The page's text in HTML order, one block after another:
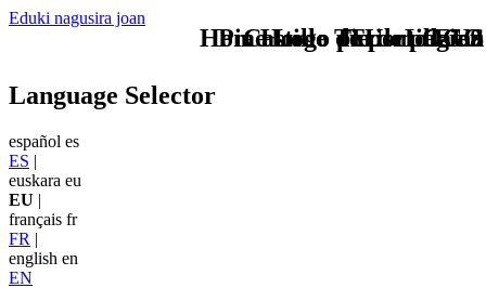
Eduki nagusira joan
TU - LOGO
Language Selector
español es
ES |
euskara eu
EU |
français fr
FR |
english en
EN
Castillo de portilla eu
Home Logo pie de página
Pie Home Turismo EUS